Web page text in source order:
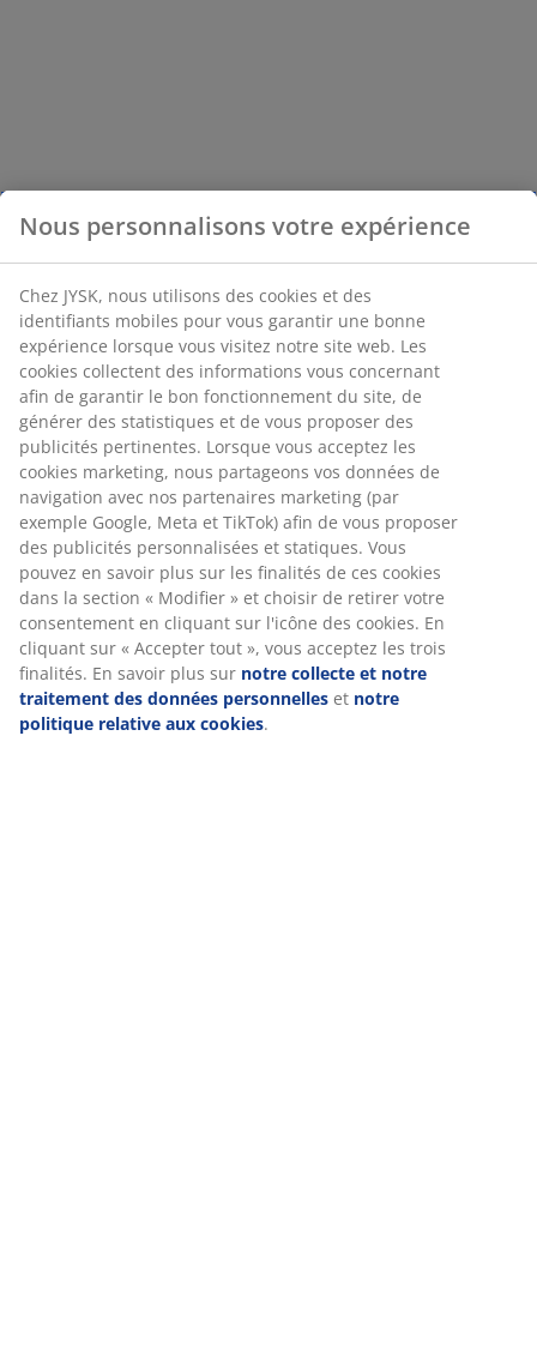
Nous personnalisons votre expérience
Chez JYSK, nous utilisons des cookies et des
identifiants mobiles pour vous garantir une bonne
expérience lorsque vous visitez notre site web. Les
cookies collectent des informations vous concernant
afin de garantir le bon fonctionnement du site, de
générer des statistiques et de vous proposer des
publicités pertinentes. Lorsque vous acceptez les
cookies marketing, nous partageons vos données de
navigation avec nos partenaires marketing (par
exemple Google, Meta et TikTok) afin de vous proposer
des publicités personnalisées et statiques. Vous
pouvez en savoir plus sur les finalités de ces cookies
dans la section « Modifier » et choisir de retirer votre
consentement en cliquant sur l'icône des cookies. En
cliquant sur « Accepter tout », vous acceptez les trois
finalités. En savoir plus sur notre collecte et notre
traitement des données personnelles et notre
politique relative aux cookies.